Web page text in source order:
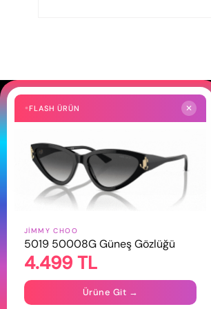
Hakkımızda
Gizlilik Politikası
İletişim
Mağazalarımız
Takipte Kal
FLASH ÜRÜN ✕
JIMMY CHOO
5019 50008G Güneş Gözlüğü
4.499 TL
Ürüne Git →